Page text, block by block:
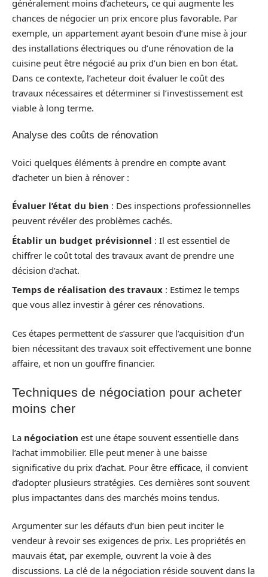
généralement moins d’acheteurs, ce qui augmente les
chances de négocier un prix encore plus favorable. Par
exemple, un appartement ayant besoin d’une mise à jour
des installations électriques ou d’une rénovation de la
cuisine peut être négocié au prix d’un bien en bon état.
Dans ce contexte, l’acheteur doit évaluer le coût des
travaux nécessaires et déterminer si l’investissement est
viable à long terme.
Analyse des coûts de rénovation
Voici quelques éléments à prendre en compte avant
d’acheter un bien à rénover :
Évaluer l’état du bien : Des inspections professionnelles
peuvent révéler des problèmes cachés.
Établir un budget prévisionnel : Il est essentiel de
chiffrer le coût total des travaux avant de prendre une
décision d’achat.
Temps de réalisation des travaux : Estimez le temps
que vous allez investir à gérer ces rénovations.
Ces étapes permettent de s’assurer que l’acquisition d’un
bien nécessitant des travaux soit effectivement une bonne
affaire, et non un gouffre financier.
Techniques de négociation pour acheter
moins cher
La négociation est une étape souvent essentielle dans
l’achat immobilier. Elle peut mener à une baisse
significative du prix d’achat. Pour être efficace, il convient
d’adopter plusieurs stratégies. Ces dernières sont souvent
plus impactantes dans des marchés moins tendus.
Argumenter sur les défauts d’un bien peut inciter le
vendeur à revoir ses exigences de prix. Les propriétés en
mauvais état, par exemple, ouvrent la voie à des
discussions. La clé de la négociation réside souvent dans la